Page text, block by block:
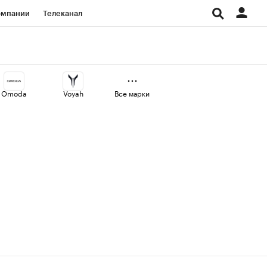
Телеканал
Проверка контрагентов
Omoda Voyah Все марки